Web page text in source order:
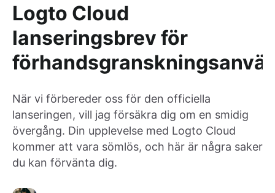
Logto Cloud
lanseringsbrev för
När vi förbereder oss för den officiella
lanseringen, vill jag försäkra dig om en smidig
övergång. Din upplevelse med Logto Cloud
kommer att vara sömlös, och här är några saker
du kan förvänta dig.